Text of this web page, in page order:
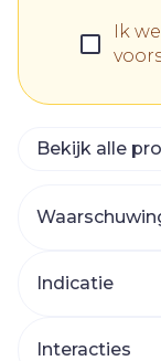
Ik
Bekijk alle
Indicatie
Interacties